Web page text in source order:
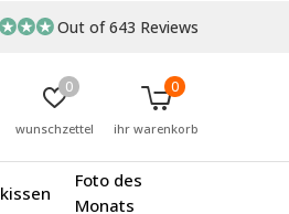
Foto des
Monats
wunschzettel
0
ihr warenkorb
0
Out of 643 Reviews